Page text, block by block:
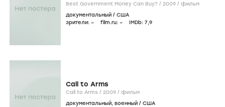
Best Government Money Can Buy? / 2009 / фильм
документальный / США
зрители: – film.ru: – IMDb: 7,9
Call to Arms
Call to Arms / 2009 / фильм
документальный, военный / США